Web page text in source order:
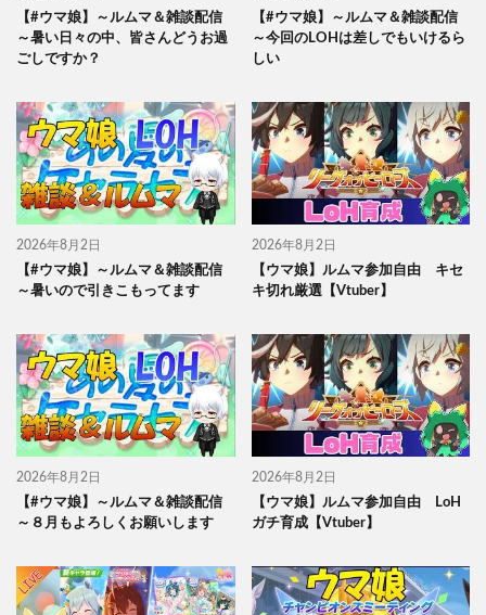
【#ウマ娘】～ルムマ＆雑談配信
～暑い日々の中、皆さんどうお過
ごしですか？
【#ウマ娘】～ルムマ＆雑談配信
～今回のLOHは差しでもいけるら
しい
2026年8月2日
【#ウマ娘】～ルムマ＆雑談配信
～暑いので引きこもってます
2026年8月2日
【ウマ娘】ルムマ参加自由 キセ
キ切れ厳選【Vtuber】
2026年8月2日
【#ウマ娘】～ルムマ＆雑談配信
～８月もよろしくお願いします
2026年8月2日
【ウマ娘】ルムマ参加自由 LoH
ガチ育成【Vtuber】